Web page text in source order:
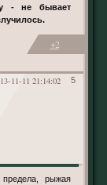
- не бывает
+2
5
11-11 21:14:02
рыжая